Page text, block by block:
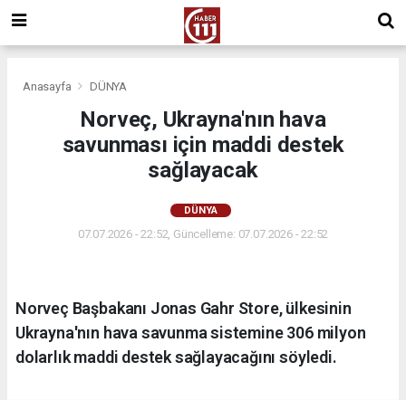
Anasayfa DÜNYA
Norveç, Ukrayna'nın hava
savunması için maddi destek
sağlayacak
DÜNYA
07.07.2026 - 22:52, Güncelleme: 07.07.2026 - 22:52
Norveç Başbakanı Jonas Gahr Store, ülkesinin
Ukrayna'nın hava savunma sistemine 306 milyon
dolarlık maddi destek sağlayacağını söyledi.